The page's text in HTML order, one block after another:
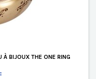
À BIJOUX THE ONE RING